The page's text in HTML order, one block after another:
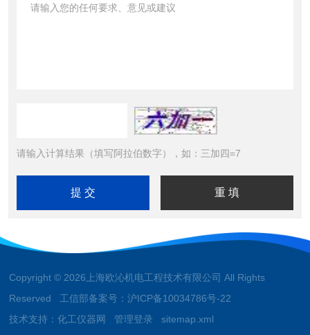
请输入计算结果（填写阿拉伯数字），如：三加四=7
Copyright © 2026上海欧沁机电工程技术有限公司 All Rights
Reserved 工信部备案号：沪ICP备10034786号-22
技术支持：化工仪器网 管理登录 sitemap.xml